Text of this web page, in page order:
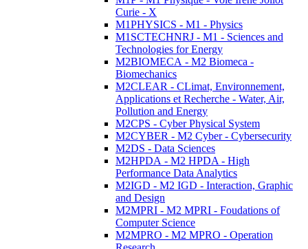
Curie - X
M1PHYSICS - M1 - Physics
M1SCTECHNRJ - M1 - Sciences and
Technologies for Energy
M2BIOMECA - M2 Biomeca -
Biomechanics
M2CLEAR - CLimat, Environnement,
Applications et Recherche - Water, Air,
Pollution and Energy
M2CPS - Cyber Physical System
M2CYBER - M2 Cyber - Cybersecurity
M2DS - Data Sciences
M2HPDA - M2 HPDA - High
Performance Data Analytics
M2IGD - M2 IGD - Interaction, Graphic
and Design
M2MPRI - M2 MPRI - Foudations of
Computer Science
M2MPRO - M2 MPRO - Operation